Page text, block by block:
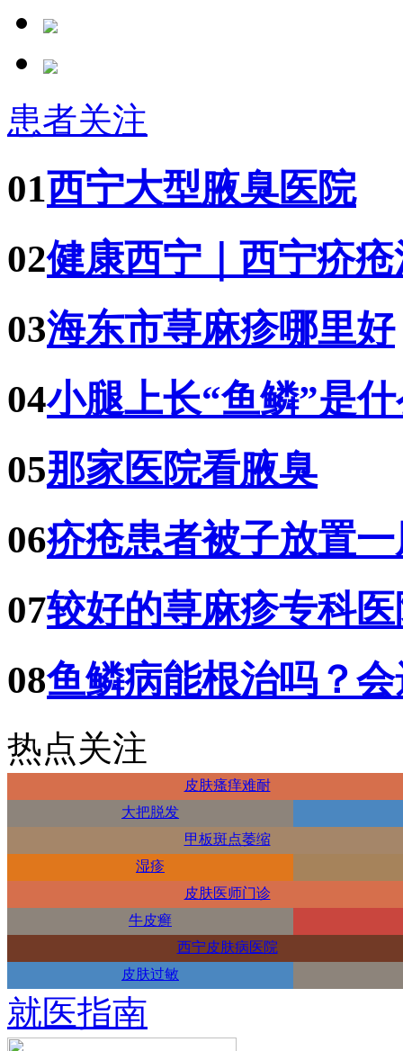
患者关注
01西宁大型腋臭医院
02健康西宁｜西宁疥
03海东市荨麻疹哪里好
04小腿上长“鱼鳞”是
05那家医院看腋臭
06疥疮患者被子放置
07较好的荨麻疹专科
08鱼鳞病能根治吗？
热点关注
皮肤瘙痒难耐
大把脱发
甲板斑点萎缩
湿疹
皮肤医师门诊
牛皮癣
西宁皮肤病医院
皮肤过敏
就医指南